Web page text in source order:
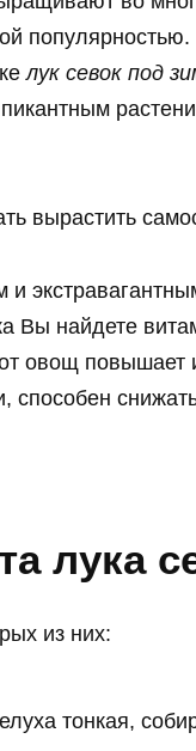
лук севок под
вырастить
Вы найдете
овощ повышает
способен
лука
из них:
тонкая,